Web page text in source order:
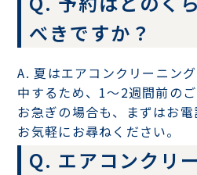
べきですか？
A. 夏はエアコンクリーニン
中するため、1〜2週間前のご
お急ぎの場合も、まずはお
お気軽にお尋ねください。
Q. エアコンクリ